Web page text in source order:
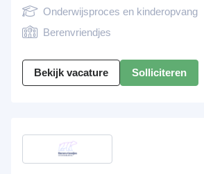
Onderwijsproces en kinderopvang
Berenvriendjes
Bekijk vacature Solliciteren